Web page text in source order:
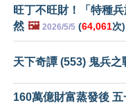
旺丁不旺財！「特種
然 🖼️ 2026/5/5 (64,061次)
天下奇譚 (553) 鬼兵之
160萬億財富蒸發後